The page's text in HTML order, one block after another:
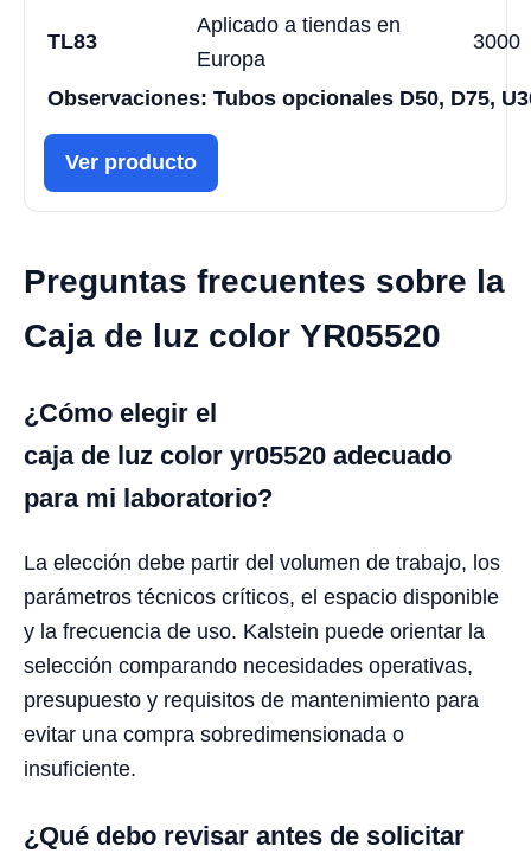
TL83
Aplicado a tiendas en
Europa
3000
Observaciones: Tubos opcionales D50, D75,
Ver producto
Preguntas frecuentes sobre la
Caja de luz color YR05520
¿Cómo elegir el
caja de luz color yr05520 adecuado
para mi laboratorio?
La elección debe partir del volumen de trabajo, los
parámetros técnicos críticos, el espacio disponible
y la frecuencia de uso. Kalstein puede orientar la
selección comparando necesidades operativas,
presupuesto y requisitos de mantenimiento para
evitar una compra sobredimensionada o
insuficiente.
¿Qué debo revisar antes de solicitar